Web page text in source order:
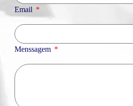
Email
Menssagem